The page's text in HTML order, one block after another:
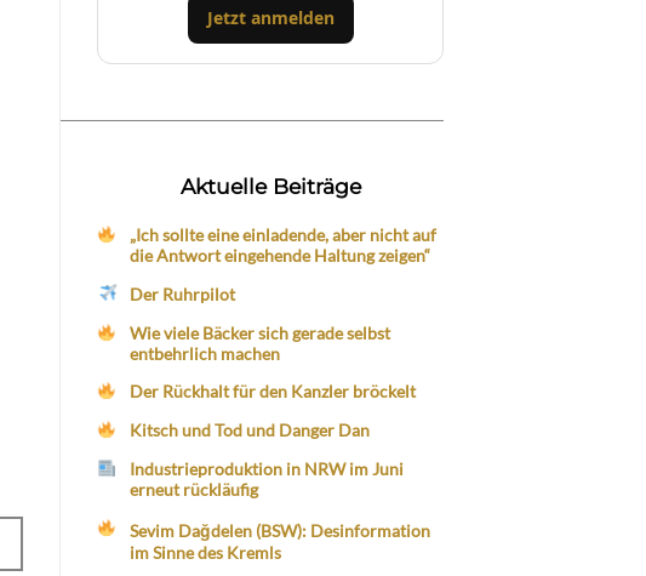
Jetzt anmelden
Aktuelle Beiträge
„Ich sollte eine einladende, aber nicht auf
die Antwort eingehende Haltung zeigen“
Der Ruhrpilot
Wie viele Bäcker sich gerade selbst
entbehrlich machen
Der Rückhalt für den Kanzler bröckelt
Kitsch und Tod und Danger Dan
Industrieproduktion in NRW im Juni
erneut rückläufig
Sevim Dağdelen (BSW): Desinformation
im Sinne des Kremls